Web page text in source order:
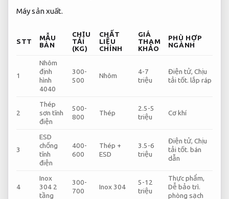
Máy sản xuất.
STT
MẪU
BÀN
CHỊU
TẢI
(KG)
CHẤT
LIỆU
CHÍNH
GIÁ
THAM
KHẢO
PHÙ HỢP
NGÀNH
1
Nhôm
định
hình
4040
300-
500
Nhôm
4-7
triệu
Điện tử, Chịu
tải tốt. lắp ráp
2
Thép
sơn tĩnh
điện
500-
800
Thép
2.5-5
triệu
Cơ khí
3
ESD
chống
tĩnh
điện
400-
600
Thép +
ESD
3.5-6
triệu
Điện tử, Chịu
tải tốt. bán
dẫn
4
Inox
304 2
tầng
300-
700
Inox 304
5-12
triệu
Thực phẩm,
Dễ bảo trì.
phòng sạch